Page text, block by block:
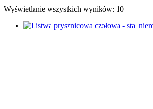
Wyświetlanie wszystkich wyników: 10